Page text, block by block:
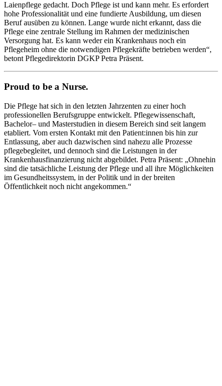
Laienpflege gedacht. Doch Pflege ist und kann mehr. Es erfordert
hohe Professionalität und eine fundierte Ausbildung, um diesen
Beruf ausüben zu können. Lange wurde nicht erkannt, dass die
Pflege eine zentrale Stellung im Rahmen der medizinischen
Versorgung hat. Es kann weder ein Krankenhaus noch ein
Pflegeheim ohne die notwendigen Pflegekräfte betrieben werden“,
betont Pflegedirektorin DGKP Petra Präsent.
Proud to be a Nurse.
Die Pflege hat sich in den letzten Jahrzenten zu einer hoch
professionellen Berufsgruppe entwickelt. Pflegewissenschaft,
Bachelor– und Masterstudien in diesem Bereich sind seit langem
etabliert. Vom ersten Kontakt mit den Patient:innen bis hin zur
Entlassung, aber auch dazwischen sind nahezu alle Prozesse
pflegebegleitet, und dennoch sind die Leistungen in der
Krankenhausfinanzierung nicht abgebildet. Petra Präsent: „Ohnehin
sind die tatsächliche Leistung der Pflege und all ihre Möglichkeiten
im Gesundheitssystem, in der Politik und in der breiten
Öffentlichkeit noch nicht angekommen.“